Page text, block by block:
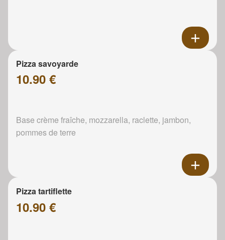
Pizza savoyarde
10.90 €
Base crème fraîche, mozzarella, raclette, jambon,
pommes de terre
Pizza tartiflette
10.90 €